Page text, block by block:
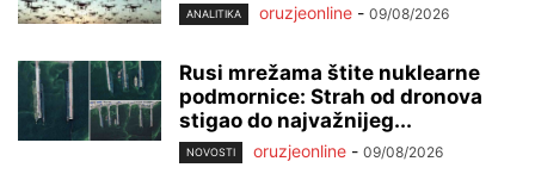
ANALITIKA oruzjeonline - 09/08/2026
Rusi mrežama štite nuklearne
podmornice: Strah od dronova
stigao do najvažnijeg...
NOVOSTI oruzjeonline - 09/08/2026